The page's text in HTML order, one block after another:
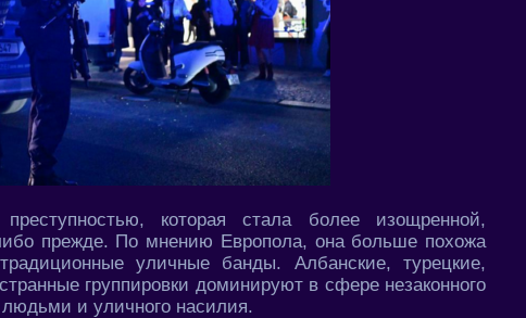
которая стала более изощренной,
прежде. По мнению Европола, она больше похожа
уличные банды. Албанские, турецкие,
группировки доминируют в сфере незаконного
людьми и уличного насилия.